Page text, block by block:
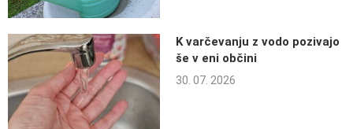
K varčevanju z vodo pozivajo
še v eni občini
30. 07. 2026